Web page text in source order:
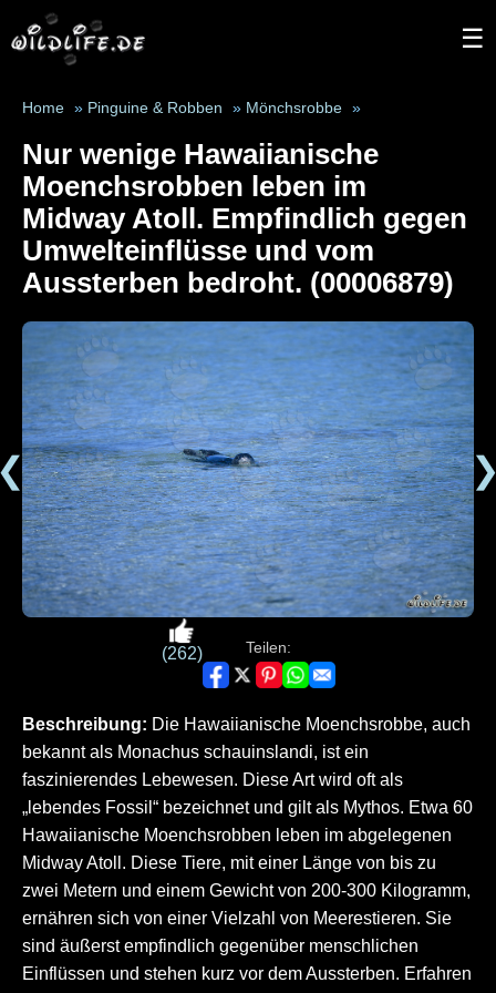
☰
Home » Pinguine & Robben » Mönchsrobbe »
Nur wenige Hawaiianische
Moenchsrobben leben im
Midway Atoll. Empfindlich gegen
Umwelteinflüsse und vom
Aussterben bedroht. (00006879)
(262) Teilen:
Beschreibung: Die Hawaiianische Moenchsrobbe, auch
bekannt als Monachus schauinslandi, ist ein
faszinierendes Lebewesen. Diese Art wird oft als
„lebendes Fossil“ bezeichnet und gilt als Mythos. Etwa 60
Hawaiianische Moenchsrobben leben im abgelegenen
Midway Atoll. Diese Tiere, mit einer Länge von bis zu
zwei Metern und einem Gewicht von 200-300 Kilogramm,
ernähren sich von einer Vielzahl von Meerestieren. Sie
sind äußerst empfindlich gegenüber menschlichen
Einflüssen und stehen kurz vor dem Aussterben. Erfahren